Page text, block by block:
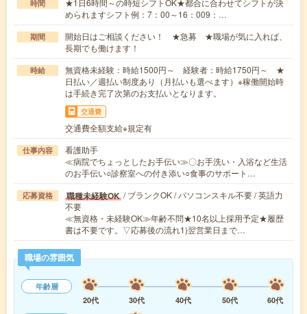
時間
められますシフト例：7：00～16：009：…
期間
開始日はご相談ください！ ★急募 ★職場が気に入れば、
長期でも働けます！
時給
無資格未経験：時給1500円～ 経験者：時給1750円～ ★
日払い／週払い制度あり（月払いも選べます）※稼働開始時
は手続き完了次第のお支払いとなります。
交通費
交通費全額支給※規定有
仕事内容
看護助手
≪病院でちょっとしたお手伝い≫〇お手洗い・入浴など生活
のお手伝い○診察室への付き添い○食事のサポート…
応募資格 職種未経験OK / ブランクOK / パソコンスキル不要 / 英語力
不要
≪無資格・未経験OK≫年齢不問★10名以上採用予定★履歴
書は不要です。▽応募後の流れ1)翌営業日まで…
職場の雰囲気
年齢層
20代
30代 40代 50代
60代